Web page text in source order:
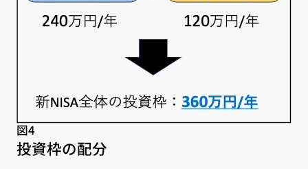
図4
投資枠の配分